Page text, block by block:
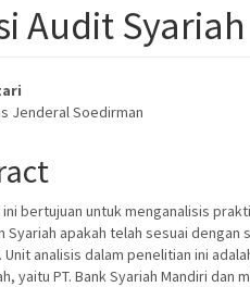
Audit
Jenderal Soedirman
bertujuan untuk menganalisis
Syariah apakah telah sesuai dengan
Unit analisis dalam penelitian ini
yaitu PT. Bank Syariah Mandiri dan